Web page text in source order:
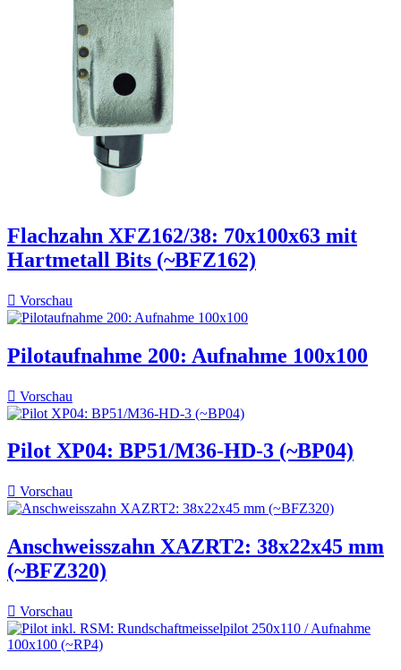
Flachzahn XFZ162/38: 70x100x63 mit
Hartmetall Bits (~BFZ162)
 Vorschau
Pilotaufnahme 200: Aufnahme 100x100
 Vorschau
Pilot XP04: BP51/M36-HD-3 (~BP04)
 Vorschau
Anschweisszahn XAZRT2: 38x22x45 mm
(~BFZ320)
 Vorschau